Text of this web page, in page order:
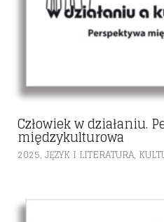
Człowiek w działaniu.
międzykulturowa
2025, JĘZYK I LITERATURA,